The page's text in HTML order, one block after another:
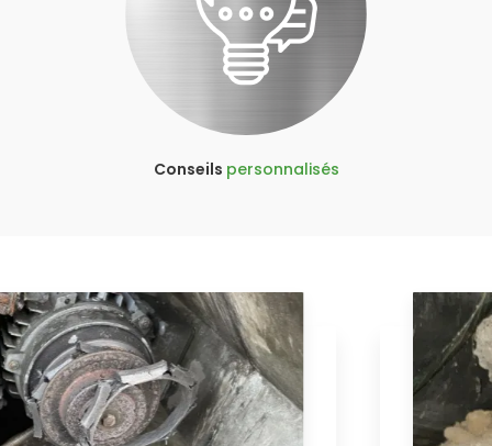
Conseils personnalisés